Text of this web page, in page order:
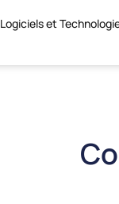
Logiciels et